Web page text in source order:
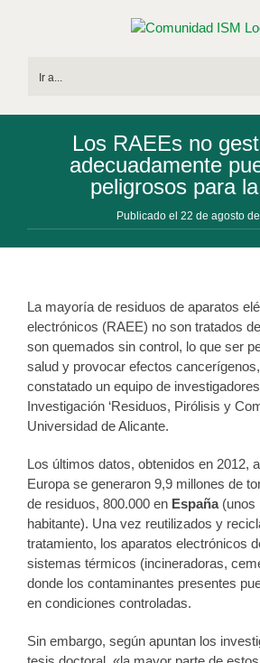
Ir a...
Los RAEEs no
adecuadamente
peligrosos para
Publicado el 22 de agosto
La mayoría de residuos de aparatos
electrónicos (RAEE) no son tratados
son quemados sin control, lo que ser
salud y provocar efectos
constatado un equipo de
Investigación ‘Residuos, Pirólisis y
Universidad de Alicante.
Los últimos datos, obtenidos en 2012,
Europa se generaron 9,9 millones de
de residuos, 800.000 en España(unos
habitante). Una vez reutilizados y
tratamiento, los aparatos electrónicos
sistemas térmicos (incineradoras,
donde los contaminantes presentes
en condiciones controladas.
Sin embargo, según apuntan los